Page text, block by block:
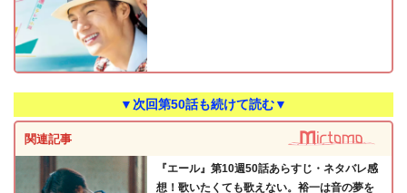
▼次回第50話も続けて読む▼
関連記事
『エール』第10週50話あらすじ・ネタバレ感
想！歌いたくても歌えない。裕一は音の夢を